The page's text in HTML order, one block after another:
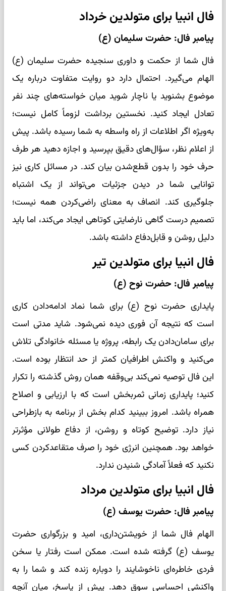
فال انبیا برای متولدین خرداد
پیامبر فال: حضرت سلیمان (ع)
فال شما از حکمت و داوری سنجیده حضرت سلیمان (ع)
الهام می‌گیرد. احتمال دارد دو روایت متفاوت درباره یک
موضوع بشنوید یا ناچار شوید میان خواسته‌های چند نفر
تعادل ایجاد کنید. نخستین برداشت لزوماً کامل نیست؛
به‌ویژه اگر اطلاعات از راه واسطه به شما رسیده باشد. پیش
از اعلام نظر، سؤال‌های دقیق بپرسید و اجازه دهید هر طرف
حرف خود را بدون قطع‌شدن بیان کند. در مسائل کاری نیز
توانایی شما در دیدن جزئیات می‌تواند از یک اشتباه
جلوگیری کند. انصاف به معنای راضی‌کردن همه نیست؛
تصمیم درست گاهی نارضایتی کوتاهی ایجاد می‌کند، اما باید
دلیل روشن و قابل‌دفاع داشته باشد.
فال انبیا برای متولدین تیر
پیامبر فال: حضرت نوح (ع)
پایداری حضرت نوح (ع) برای شما نماد ادامه‌دادن کاری
است که نتیجه آن فوری دیده نمی‌شود. شاید مدتی است
برای سامان‌دادن یک رابطه، پروژه یا مسئله خانوادگی تلاش
می‌کنید و واکنش اطرافیان کمتر از حد انتظار بوده است.
این فال توصیه نمی‌کند بی‌وقفه همان روش گذشته را تکرار
کنید؛ پایداری زمانی ثمربخش است که با ارزیابی و اصلاح
همراه باشد. امروز ببینید کدام بخش از برنامه به بازطراحی
نیاز دارد. توضیح کوتاه و روشن، از دفاع طولانی مؤثرتر
خواهد بود. همچنین انرژی خود را صرف متقاعدکردن کسی
نکنید که فعلاً آمادگی شنیدن ندارد.
فال انبیا برای متولدین مرداد
پیامبر فال: حضرت یوسف (ع)
الهام فال شما از خویشتن‌داری، امید و بزرگواری حضرت
یوسف (ع) گرفته شده است. ممکن است رفتار یا سخن
فردی خاطره‌ای ناخوشایند را دوباره زنده کند و شما را به
واکنشی احساسی سوق دهد. پیش از پاسخ، میان آنچه